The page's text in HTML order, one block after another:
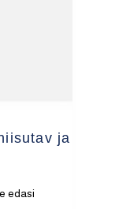
ja
edasi